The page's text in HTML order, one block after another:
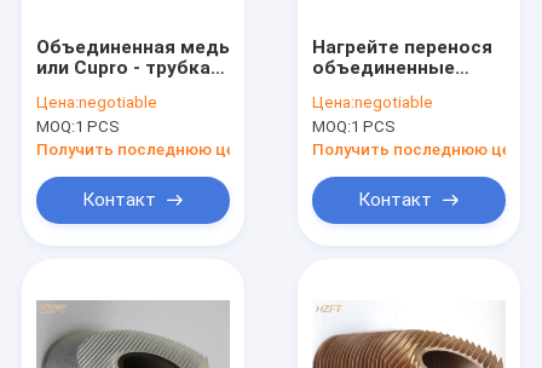
Объединенная медь
или Cupro - трубка
высокая для
конденсируя
боилеров
Цена:negotiable
MOQ:1 PCS
Получить последнюю цену
Контакт
Нагрейте перенося
объединенные
сверните
формировать для
маслянного
14MM внутреннего
Цена:negotiable
MOQ:1 PCS
Получить последнюю цену
Контакт